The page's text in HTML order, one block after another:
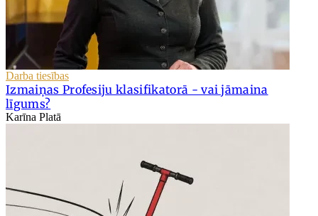
Darba tiesības
Izmaiņas Profesiju klasifikatorā - vai jāmaina
līgums?
Karīna Platā